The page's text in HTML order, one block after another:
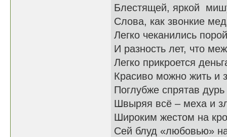
Блестящей, яркой
Слова, как звонкие
Легко чеканились
И разность лет, что
Легко прикроется
Красиво можно жить и
Поглубже спрятав
Швыряя всё – меха и
Широким жестом на
Сей блуд «любовью»